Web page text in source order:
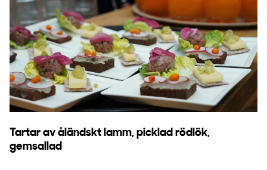
Tartar av åländskt lamm, picklad rödlök,
gemsallad